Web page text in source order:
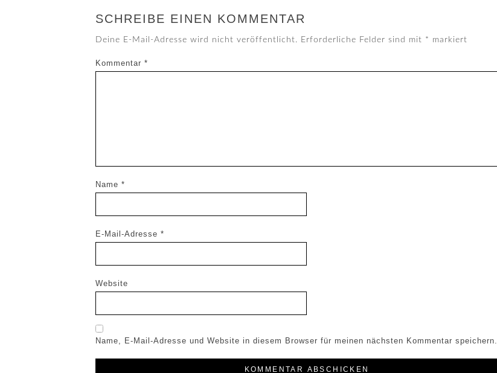
SCHREIBE EINEN KOMMENTAR
Deine E-Mail-Adresse wird nicht veröffentlicht. Erforderliche Felder sind mit * markiert
Kommentar *
Name *
E-Mail-Adresse *
Website
Name, E-Mail-Adresse und Website in diesem Browser für meinen nächsten Kommentar speichern.